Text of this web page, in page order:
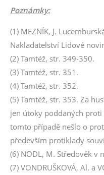
Poznámky:
(1) MEZNÍK, J.
Nakladatelství Lidové
(2) Tamtéž, str. 349-350.
(3) Tamtéž, str. 351.
(4) Tamtéž, str. 352.
(5) Tamtéž, str. 353. Za
jen útoky poddaných
tomto případě nešlo o
především protiklady
(6) NODL, M. Středověk v
(7) VONDRUŠKOVÁ, Al. a